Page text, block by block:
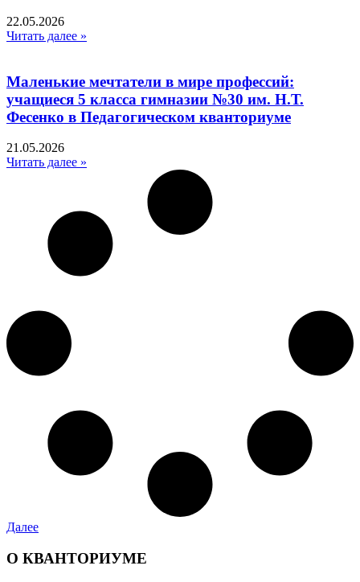
22.05.2026
Читать далее »
Маленькие мечтатели в мире профессий:
учащиеся 5 класса гимназии №30 им. Н.Т.
Фесенко в Педагогическом кванториуме
21.05.2026
Читать далее »
Далее
О КВАНТОРИУМЕ